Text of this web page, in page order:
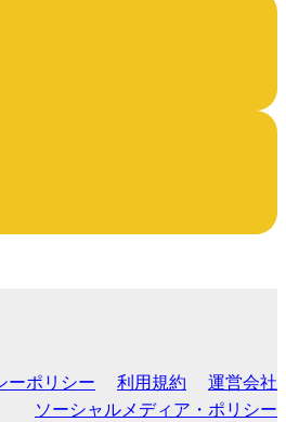
ーポリシー 利用規約
運営会社
ソーシャルメディア・ポリシー